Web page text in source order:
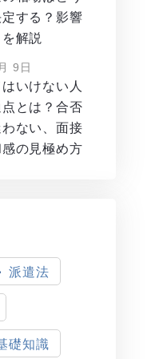
する？影響
解説
9日
いけない人
とは？合否
ない、面接
の見極め方
派遣法
礎知識